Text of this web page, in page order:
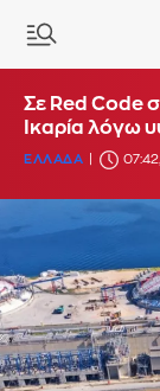
Σε Red Code
Ικαρία λόγω
ΕΛΛΑΔΑ